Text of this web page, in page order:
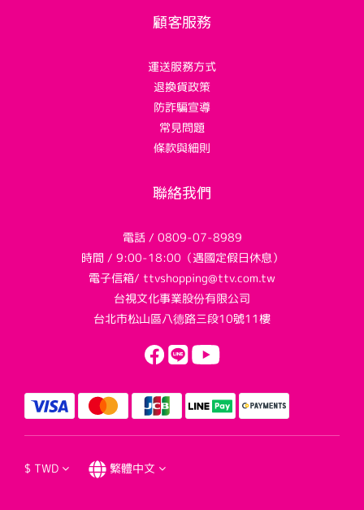
顧客服務
運送服務方式
退換貨政策
防詐騙宣導
常見問題
條款與細則
聯絡我們
電話 / 0809-07-8989
時間 / 9:00-18:00（遇國定假日休息）
電子信箱/ ttvshopping@ttv.com.tw
台視文化事業股份有限公司
台北市松山區八德路三段10號11樓
$ TWD 繁體中文